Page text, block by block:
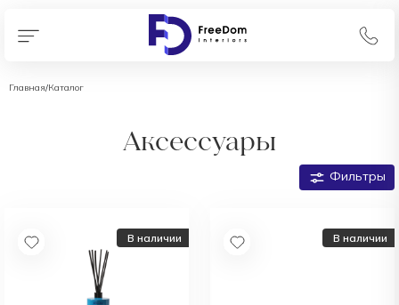
Главная/Каталог
Аксессуары
Фильтры
В наличии В наличии